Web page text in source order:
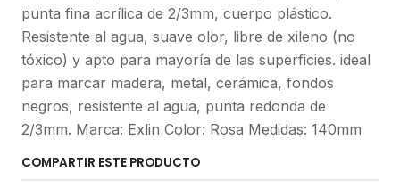
punta fina acrílica de 2/3mm, cuerpo plástico.
Resistente al agua, suave olor, libre de xileno (no
tóxico) y apto para mayoría de las superficies. ideal
para marcar madera, metal, cerámica, fondos
negros, resistente al agua, punta redonda de
2/3mm. Marca: Exlin Color: Rosa Medidas: 140mm
COMPARTIR ESTE PRODUCTO